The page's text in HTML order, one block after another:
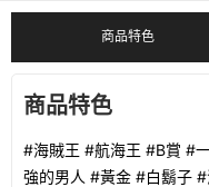
商品特色
商品特色
#海賊王 #航海王 #B賞 #
強的男人 #黃金 #白鬍子